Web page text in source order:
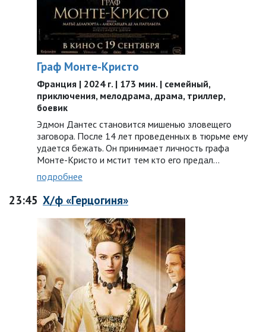
Граф Монте-Кристо
Франция | 2024 г. | 173 мин. | семейный,
приключения, мелодрама, драма, триллер,
боевик
Эдмон Дантес становится мишенью зловещего
заговора. После 14 лет проведенных в тюрьме ему
удается бежать. Он принимает личность графа
Монте-Кристо и мстит тем кто его предал…
подробнее
23:45 Х/ф «Герцогиня»